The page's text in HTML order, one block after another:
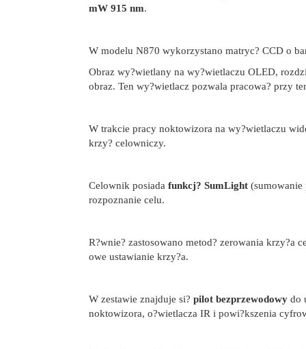
mW 915 nm.
W modelu N870 wykorzystano matryc? CCD o
Obraz wy?wietlany na wy?wietlaczu OLED,
obraz. Ten wy?wietlacz pozwala pracowa? przy
W trakcie pracy noktowizora na wy?wietlaczu
krzy? celowniczy.
Celownik posiada funkcj? SumLight (sumowanie
rozpoznanie celu.
R?wnie? zastosowano metod? zerowania krzy?a
owe ustawianie krzy?a.
W zestawie znajduje si? pilot bezprzewodowy do
noktowizora, o?wietlacza IR i powi?kszenia